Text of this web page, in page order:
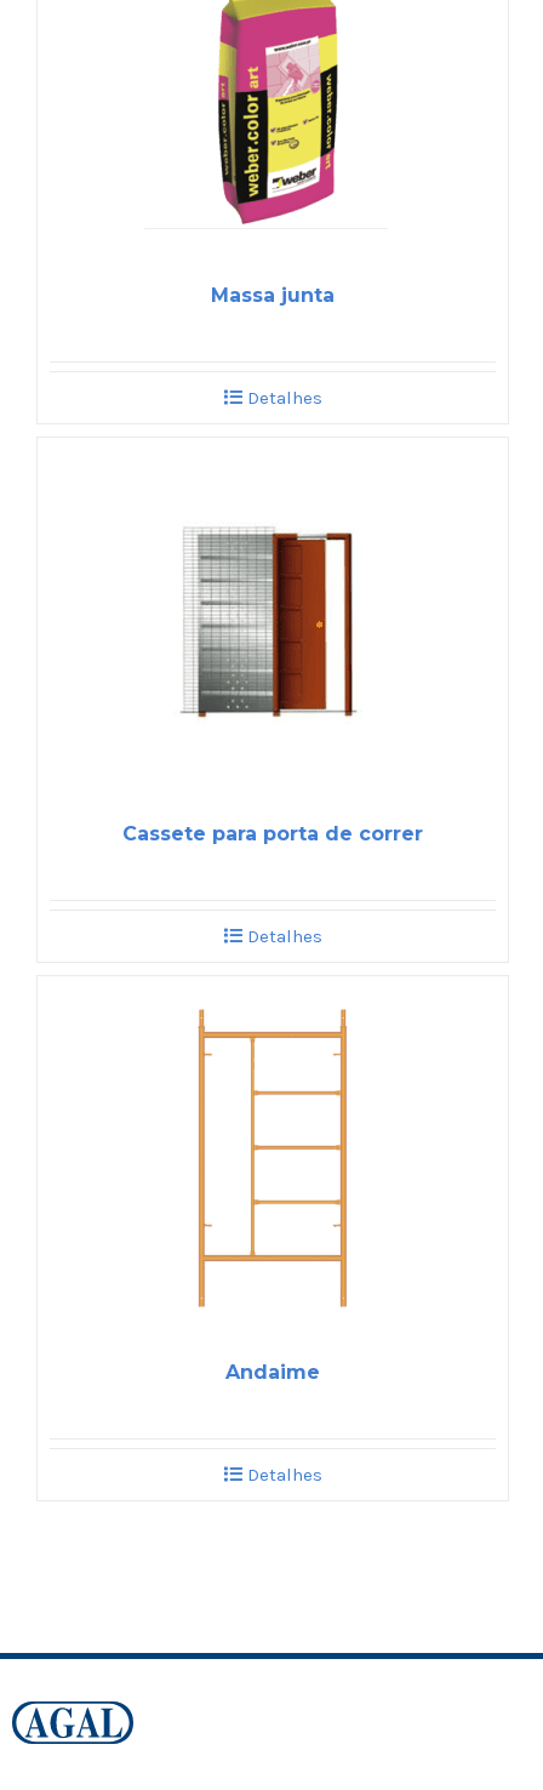
Massa junta
Detalhes
Cassete para porta de correr
Detalhes
Andaime
Detalhes